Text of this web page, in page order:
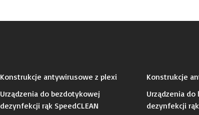
Konstrukcje antywirusowe z plexi
Urządzenia do bezdotykowej
dezynfekcji rąk SpeedCLEAN
Konstrukcje
Urządzenia
dezynfekcji rąk